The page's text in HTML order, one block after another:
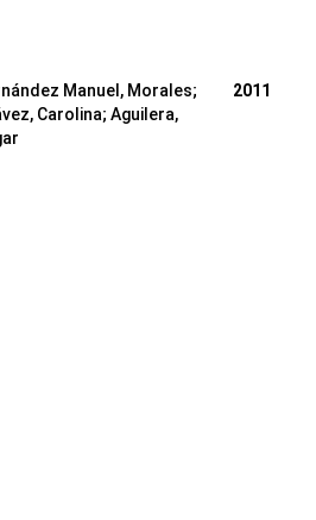
Manuel, Morales;
Carolina; Aguilera,
2011